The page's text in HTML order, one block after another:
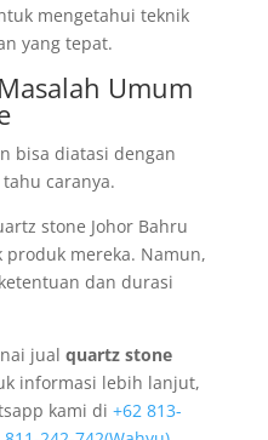
mengetahui teknik
yang tepat.
Umum
bisa diatasi dengan
caranya.
stone Johor Bahru
mereka. Namun,
dan durasi
jual quartz stone
informasi lebih lanjut,
kami di +62 813-